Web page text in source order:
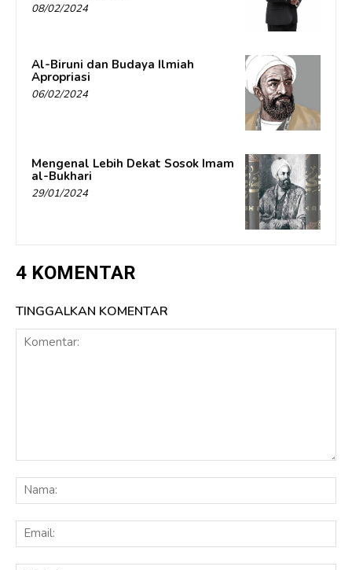
08/02/2024
Al-Biruni dan Budaya Ilmiah
Apropriasi
06/02/2024
Mengenal Lebih Dekat Sosok Imam
al-Bukhari
29/01/2024
4 KOMENTAR
TINGGALKAN KOMENTAR